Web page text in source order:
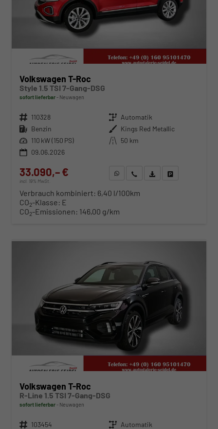
Volkswagen T-Roc
Style 1.5 TSI 7-Gang-DSG
sofort lieferbar Neuwagen
Fahrzeugnr. 110328 Getriebe Automatik
Kraftstoff Benzin Außenfarbe Kings Red Metallic
Leistung 110 kW (150 PS) Kilometerstand 50 km
09.06.2026
33.090,– €
incl. 19% MwSt.
WhatsApp anfragen
Wir rufen Sie anFahrzeugexposé (PDF)
Verbrauch kombiniert: 6,40 l/100km
CO2-Klasse: E
CO2-Emissionen: 146,00 g/km
Volkswagen T-Roc
R-Line 1.5 TSI 7-Gang-DSG
sofort lieferbar Neuwagen
Fahrzeugnr. 103454 Getriebe Automatik